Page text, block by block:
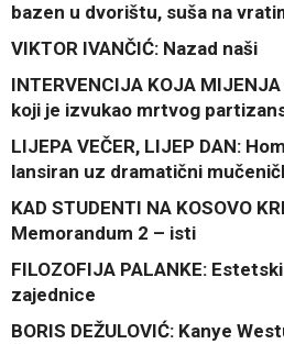
bazen u dvorištu, suša na
VIKTOR IVANČIĆ: Nazad naši
INTERVENCIJA KOJA
koji je izvukao mrtvog
LIJEPA VEČER, LIJEP DAN:
lansiran uz dramatični
KAD STUDENTI NA KOSOVO
Memorandum 2 – isti
FILOZOFIJA PALANKE:
zajednice
BORIS DEŽULOVIĆ: Kanye